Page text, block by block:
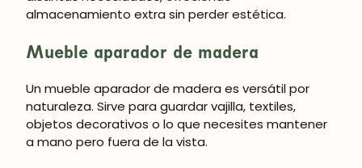
almacenamiento extra sin perder estética.
Mueble aparador de madera
Un mueble aparador de madera es versátil por
naturaleza. Sirve para guardar vajilla, textiles,
objetos decorativos o lo que necesites mantener
a mano pero fuera de la vista.